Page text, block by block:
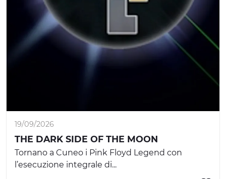
19/09/2026
THE DARK SIDE OF THE MOON
Tornano a Cuneo i Pink Floyd Legend con
l’esecuzione integrale di...